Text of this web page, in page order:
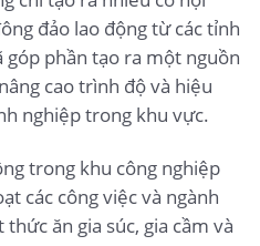
đảo lao động từ các tỉnh
góp phần tạo ra một nguồn
cao trình độ và hiệu
nghiệp trong khu vực.
trong khu công nghiệp
các công việc và ngành
ăn gia súc, gia cầm và